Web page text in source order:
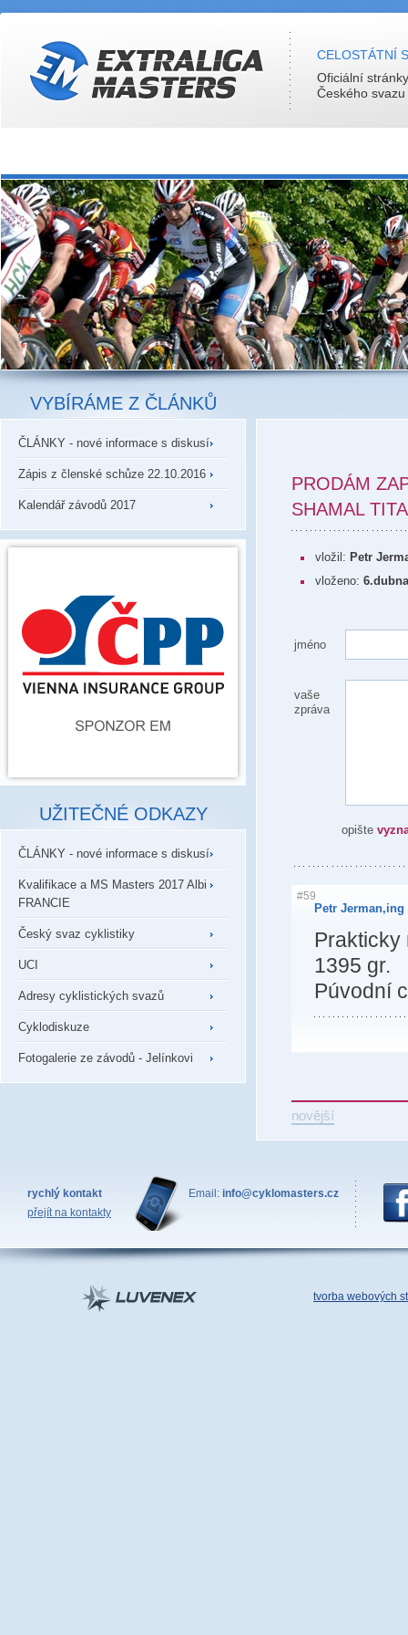
CELOSTÁTNÍ
Oficiální
Českého
VYBÍRÁME Z ČLÁNKŮ
ČLÁNKY - nové informace s diskusí
Zápis z členské schůze 22.10.2016
Kalendář závodů 2017
UŽITEČNÉ ODKAZY
ČLÁNKY - nové informace s diskusí
Kvalifikace a MS Masters 2017 Albi
FRANCIE
Český svaz cyklistiky
UCI
Adresy cyklistických svazů
Cyklodiskuze
Fotogalerie ze závodů - Jelínkovi
PRODÁM
SHAMAL
vložil: Petr
vloženo:
jméno
vaše
zpráva
opište
#59
Petr Jerman,ing
Prakticky
1395 gr.
Púvodní
novější
rychlý kontakt
přejít na kontakty
Email: info@cyklomasters.cz
tvorba webových